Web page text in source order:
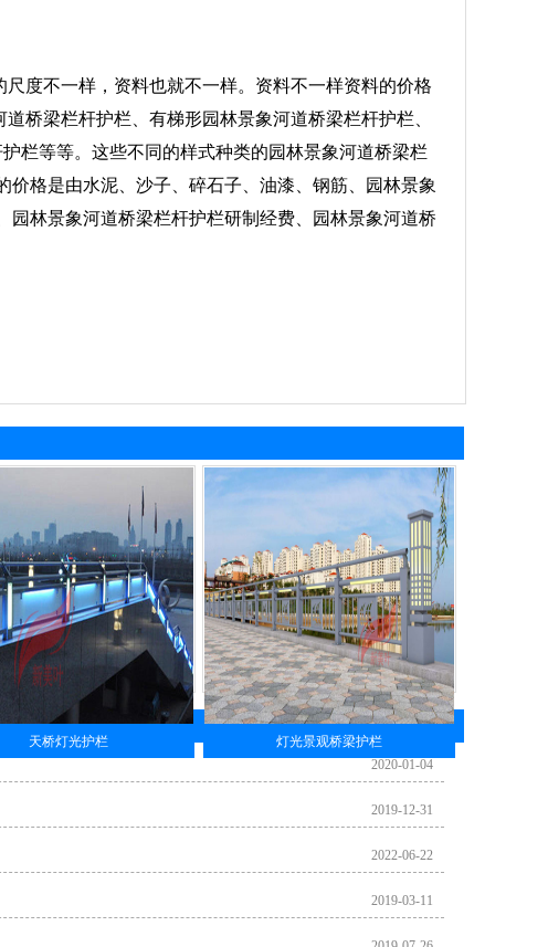
度不一样，资料也就不一样。资料不一样资料的价格
桥梁栏杆护栏、有梯形园林景象河道桥梁栏杆护栏、
栏等等。这些不同的样式种类的园林景象河道桥梁栏
格是由水泥、沙子、碎石子、油漆、钢筋、园林景象
林景象河道桥梁栏杆护栏研制经费、园林景象河道桥
天桥灯光护栏 灯光景观桥梁护栏
2020-01-04
2019-12-31
2022-06-22
2019-03-11